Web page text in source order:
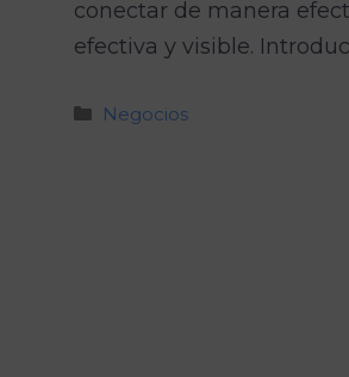
conectar de manera
efectiva y visible.
Categorías
Negocios